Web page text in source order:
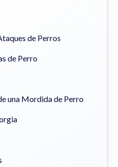
de Perros
de Perro
una Mordida de Perro